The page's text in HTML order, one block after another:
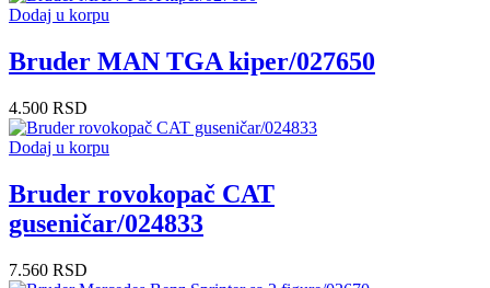
Dodaj u korpu
Bruder MAN TGA kiper/027650
4.500 RSD
Dodaj u korpu
Bruder rovokopač CAT
guseničar/024833
7.560 RSD